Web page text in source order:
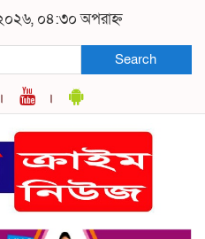
০৪:৩০ অপরাহ্ন
Search